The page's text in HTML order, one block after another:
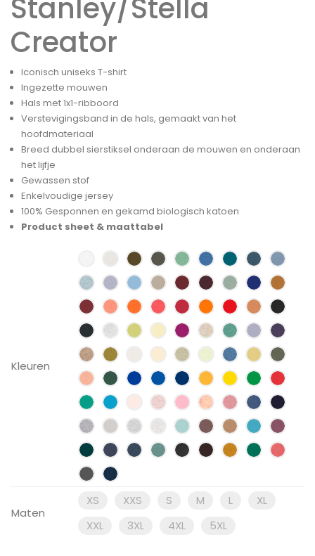
Stanley/Stella
Creator
Iconisch uniseks T-shirt
Ingezette mouwen
Hals met 1x1-ribboord
Verstevigingsband in de hals, gemaakt van het
hoofdmateriaal
Breed dubbel sierstiksel onderaan de mouwen en onderaan
het lijfje
Gewassen stof
Enkelvoudige jersey
100% Gesponnen en gekamd biologisch katoen
Product sheet & maattabel
Kleuren
Maten
XS XXS S M L
XL
XXL
3XL 4XL 5XL